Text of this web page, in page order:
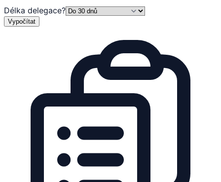
Délka delegace?
Vypočítat